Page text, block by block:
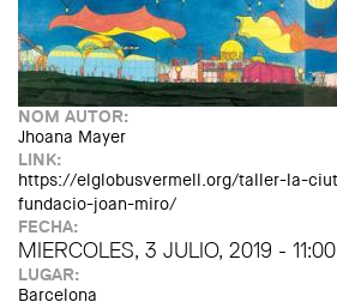
NOM AUTOR:
Jhoana Mayer
LINK:
https://elglobusvermell.org/taller-la-
fundacio-joan-miro/
FECHA:
MIERCOLES, 3 JULIO, 2019 - 11:00
LUGAR:
Barcelona